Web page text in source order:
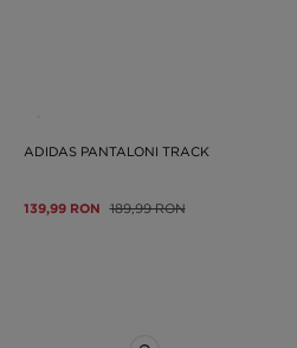
ADIDAS PANTALONI TRACK
139,99 RON 189,99 RON